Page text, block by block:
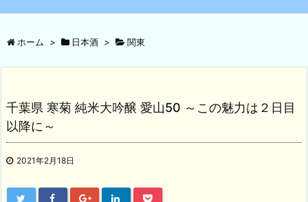
ホーム > 日本酒 > 関東
千葉県 寒菊 純米大吟醸 愛山50 ～この魅力は２日目
以降に～
2021年2月18日